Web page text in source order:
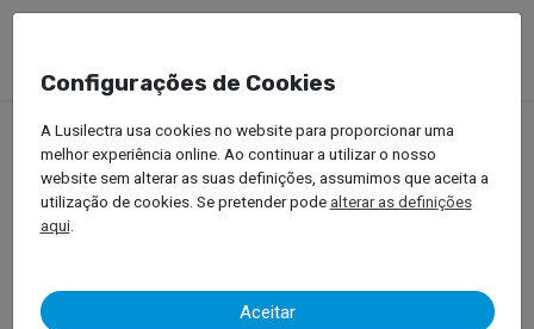
Créditos
Configurações de Cookies
A Lusilectra usa cookies no website para proporcionar uma
melhor experiência online. Ao continuar a utilizar o nosso
website sem alterar as suas definições, assumimos que aceita a
utilização de cookies. Se pretender podealterar as definições
aqui.
Aceitar